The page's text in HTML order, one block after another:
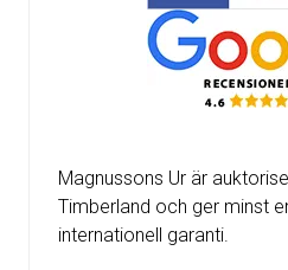
Magnussons Ur är
Timberland och ger minst
internationell garanti.